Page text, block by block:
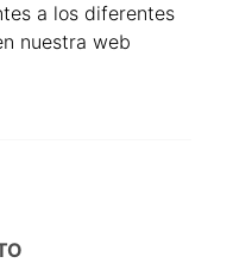
a los diferentes
nuestra web